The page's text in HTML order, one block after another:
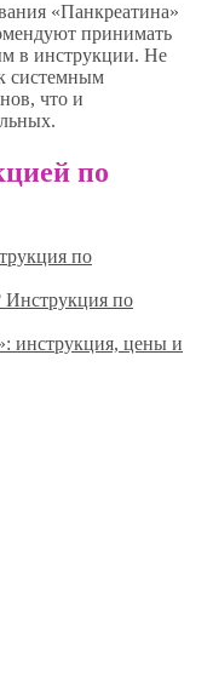
«Панкреатина»
принимать
в инструкции. Не
системным
что и
по
по
Инструкция по
инструкция, цены и